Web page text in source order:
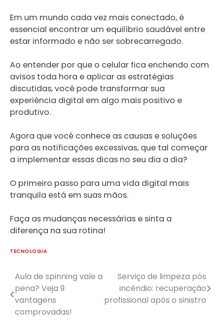
Em um mundo cada vez mais conectado, é
essencial encontrar um equilíbrio saudável entre
estar informado e não ser sobrecarregado.
Ao entender por que o celular fica enchendo com
avisos toda hora e aplicar as estratégias
discutidas, você pode transformar sua
experiência digital em algo mais positivo e
produtivo.
Agora que você conhece as causas e soluções
para as notificações excessivas, que tal começar
a implementar essas dicas no seu dia a dia?
O primeiro passo para uma vida digital mais
tranquila está em suas mãos.
Faça as mudanças necessárias e sinta a
diferença na sua rotina!
TECNOLOGIA
Navegação
de
Post
Aula de spinning vale a
pena? Veja 9
vantagens
comprovadas!
Serviço de limpeza pós
incêndio: recuperação
profissional após o sinistro